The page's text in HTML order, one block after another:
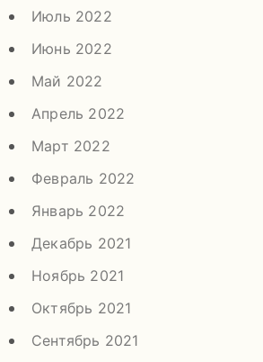
Июль 2022
Июнь 2022
Май 2022
Апрель 2022
Март 2022
Февраль 2022
Январь 2022
Декабрь 2021
Ноябрь 2021
Октябрь 2021
Сентябрь 2021